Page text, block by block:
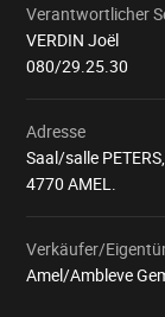
Verantwortlicher
VERDIN Joël
080/29.25.30
Adresse
Saal/salle
4770 AMEL.
Verkäufer/
Amel/Ambleve